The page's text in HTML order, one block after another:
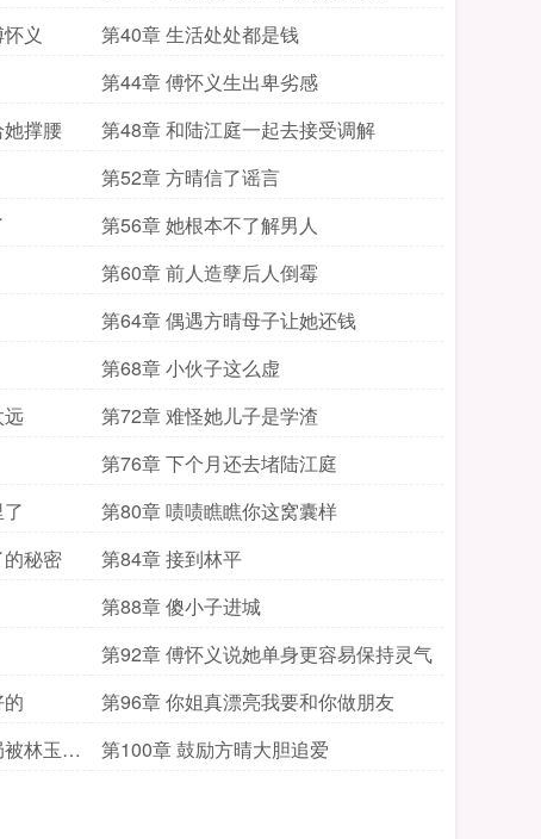
义
第40章 生活处处都是钱
第44章 傅怀义生出卑劣感
撑腰
第48章 和陆江庭一起去接受调解
第52章 方晴信了谣言
第56章 她根本不了解男人
第60章 前人造孽后人倒霉
第64章 偶遇方晴母子让她还钱
第68章 小伙子这么虚
远
第72章 难怪她儿子是学渣
第76章 下个月还去堵陆江庭
第80章 啧啧瞧瞧你这窝囊样
秘密
第84章 接到林平
第88章 傻小子进城
第92章 傅怀义说她单身更容易保持灵气
第96章 你姐真漂亮我要和你做朋友
林玉瑶
第100章 鼓励方晴大胆追爱